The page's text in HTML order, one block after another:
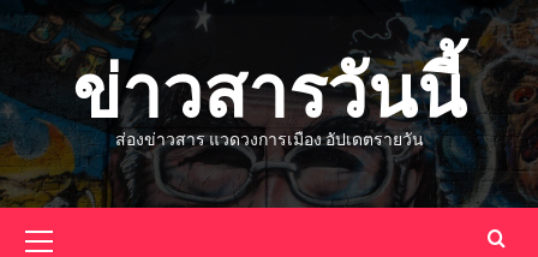
Skip
ข่าวสารวันนี้
ส่องข่าวสาร แวดวงการเมือง อัปเดตรายวัน
Menu